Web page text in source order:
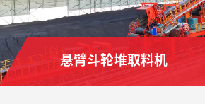
悬臂斗轮堆取料机